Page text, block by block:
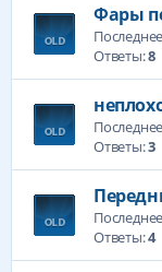
Фары
Ответы:8
Ответы:3
Ответы:4